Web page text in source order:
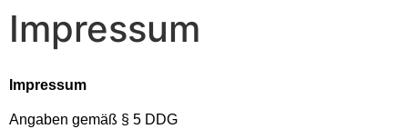
Impressum
Impressum
Angaben gemäß § 5 DDG